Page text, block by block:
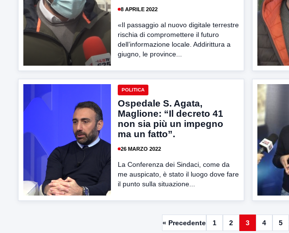
8 APRILE 2022
«Il passaggio al nuovo digitale terrestre
rischia di compromettere il futuro
dell’informazione locale. Addirittura a
giugno, le province...
POLITICA
Ospedale S. Agata,
Maglione: “Il decreto 41
non sia più un impegno
ma un fatto”.
26 MARZO 2022
La Conferenza dei Sindaci, come da
me auspicato, è stato il luogo dove fare
il punto sulla situazione...
« Precedente 1 2 3 4 5